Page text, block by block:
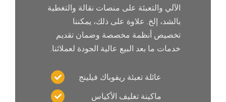
الآلي والتعبئة على منصات نقالة والتغطية
بالشد، إلخ. علاوة على ذلك، يمكننا
تخصيص أنظمة مخصصة وضمان تقديم
خدمات ما بعد البيع عالية الجودة لعملائنا.
عائلة تعبئة ريفوباك فيلينج
ماكينة تغليف الأكياس